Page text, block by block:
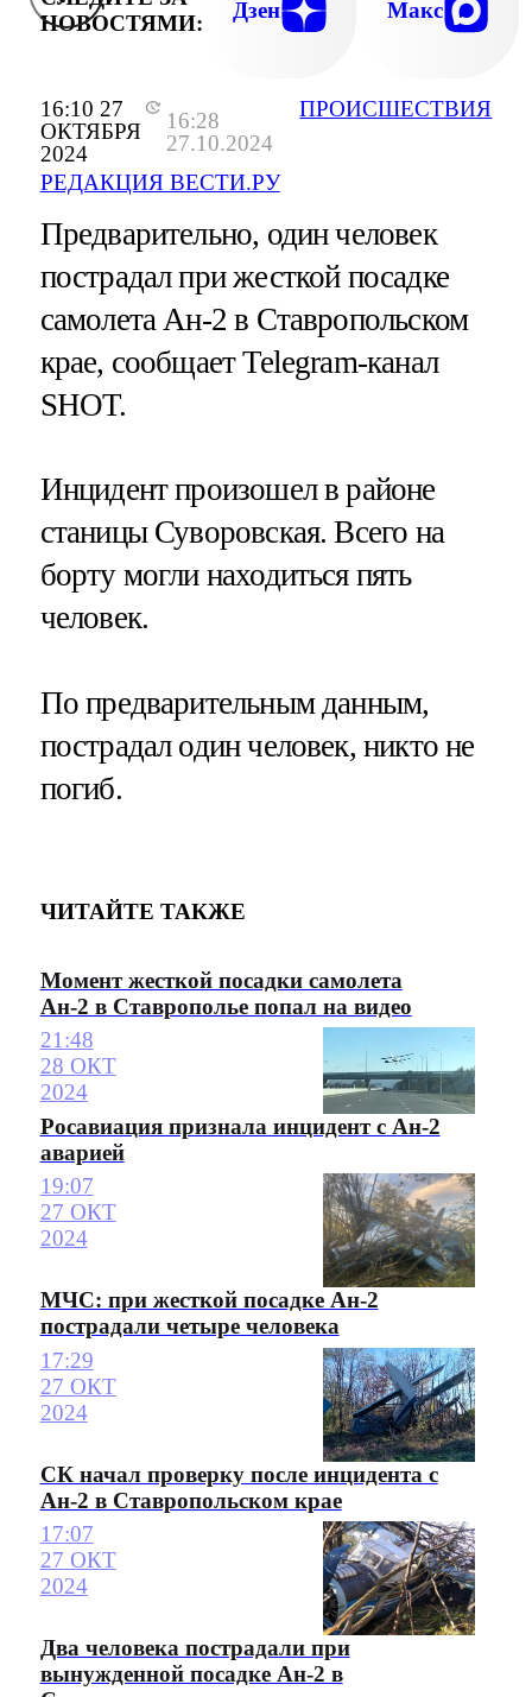
16:10 27
ОКТЯБРЯ
2024
16:28
27.10.2024
РЕДАКЦИЯ ВЕСТИ.РУ
ПРОИСШЕСТВИЯ
НОВОСТЯМИ:
Дзен Макс
Предварительно, один человек
пострадал при жесткой посадке
самолета Ан-2 в Ставропольском
крае, сообщает Telegram-канал
SHOT.
Инцидент произошел в районе
станицы Суворовская. Всего на
борту могли находиться пять
человек.
По предварительным данным,
пострадал один человек, никто не
погиб.
ЧИТАЙТЕ ТАКЖЕ
Момент жесткой посадки самолета
Ан-2 в Ставрополье попал на видео
21:48
28 ОКТ
2024
Росавиация признала инцидент с Ан-2
аварией
19:07
27 ОКТ
2024
МЧС: при жесткой посадке Ан-2
пострадали четыре человека
17:29
27 ОКТ
2024
СК начал проверку после инцидента с
Ан-2 в Ставропольском крае
17:07
27 ОКТ
2024
Два человека пострадали при
вынужденной посадке Ан-2 в